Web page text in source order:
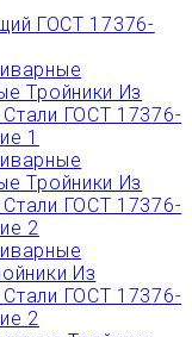
ГОСТ 17376-
Тройники Из
ГОСТ 17376-
1
Тройники Из
ГОСТ 17376-
2
Из
ГОСТ 17376-
2